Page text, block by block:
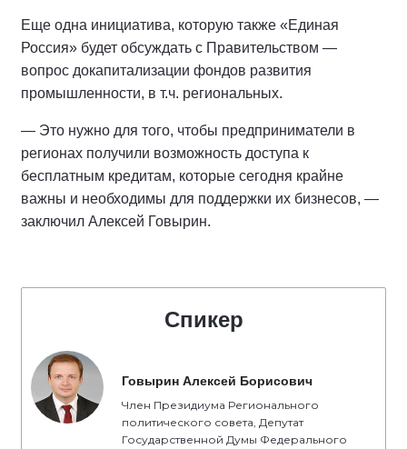
Еще одна инициатива, которую также «Единая
Россия» будет обсуждать с Правительством —
вопрос докапитализации фондов развития
промышленности, в т.ч. региональных.
— Это нужно для того, чтобы предприниматели в
регионах получили возможность доступа к
бесплатным кредитам, которые сегодня крайне
важны и необходимы для поддержки их бизнесов, —
заключил Алексей Говырин.
Спикер
Говырин Алексей Борисович
Член Президиума Регионального
политического совета, Депутат
Государственной Думы Федерального